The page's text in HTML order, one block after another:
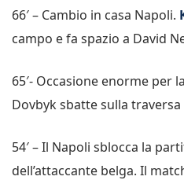
66′ – Cambio in casa Napoli.
campo e fa spazio a David
65′- Occasione enorme per
Dovbyk sbatte sulla
54′ – Il Napoli sblocca la
dell’attaccante belga. Il